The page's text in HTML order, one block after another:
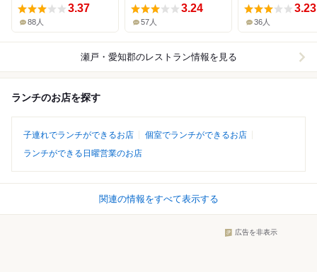
3.37
88人
3.24
57人
3.23
36人
瀬戸・愛知郡のレストラン情報を見る
ランチのお店を探す
子連れでランチができるお店
個室でランチができるお店
ランチができる日曜営業のお店
関連の情報をすべて表示する
広告を非表示